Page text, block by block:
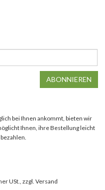
ABONNIEREN
bei Ihnen ankommt, bieten wir
Ihnen, ihre Bestellung leicht
USt., zzgl. Versand